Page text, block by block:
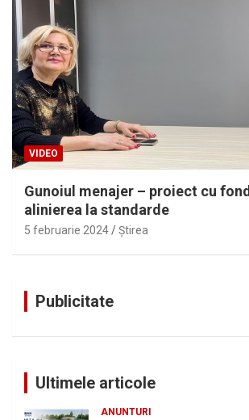
VIDEO
Gunoiul menajer – proiect cu
alinierea la standarde
5 februarie 2024 Ştirea
Publicitate
Ultimele articole
ANUNTURI